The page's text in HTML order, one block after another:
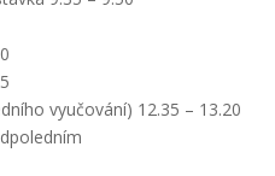
vyučování) 12.35 – 13.20